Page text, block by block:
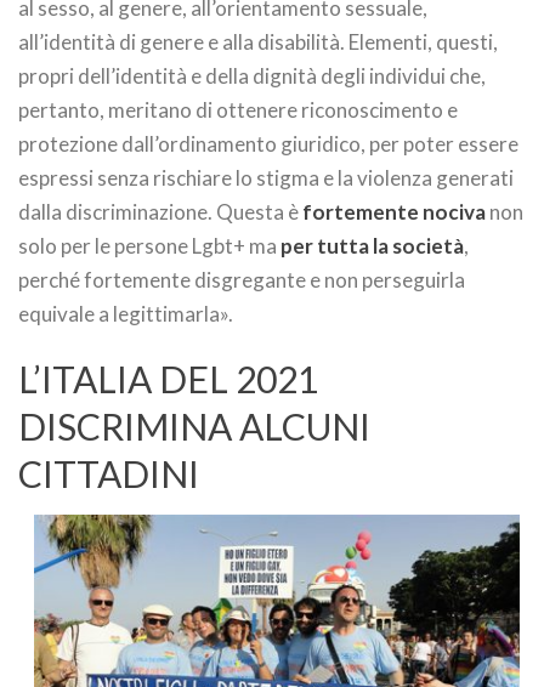
al sesso, al genere, all’orientamento sessuale,
all’identità di genere e alla disabilità. Elementi, questi,
propri dell’identità e della dignità degli individui che,
pertanto, meritano di ottenere riconoscimento e
protezione dall’ordinamento giuridico, per poter essere
espressi senza rischiare lo stigma e la violenza generati
dalla discriminazione. Questa èfortemente nocivanon
solo per le persone Lgbt+ ma per tutta la società,
perché fortemente disgregante e non perseguirla
equivale a legittimarla».
L’ITALIA DEL 2021
DISCRIMINA ALCUNI
CITTADINI